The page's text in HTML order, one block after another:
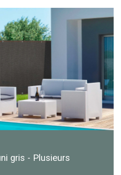
gris - Plusieurs